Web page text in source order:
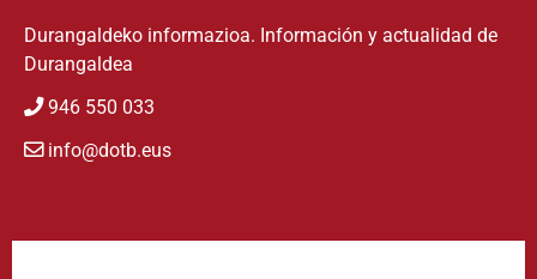
Durangaldeko informazioa. Información y actualidad de
Durangaldea
946 550 033
info@dotb.eus